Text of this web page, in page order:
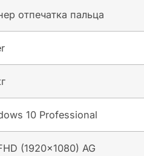
отпечатка пальца
10 Professional
(1920×1080) AG